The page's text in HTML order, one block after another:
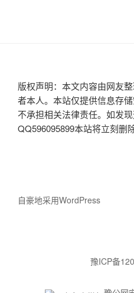
版权声明：本文内容由网友
者本人。本站仅提供信息存
不承担相关法律责任。如发
QQ596095899本站将立刻删除
自豪地采用WordPress
豫ICP备